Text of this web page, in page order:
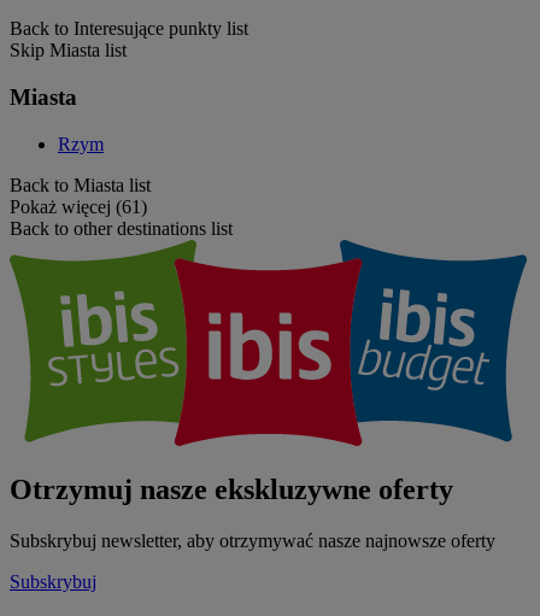
Back to Interesujące punkty list
Skip Miasta list
Miasta
Rzym
Back to Miasta list
Pokaż więcej (61)
Back to other destinations list
Otrzymuj nasze ekskluzywne oferty
Subskrybuj newsletter, aby otrzymywać nasze najnowsze oferty
Subskrybuj